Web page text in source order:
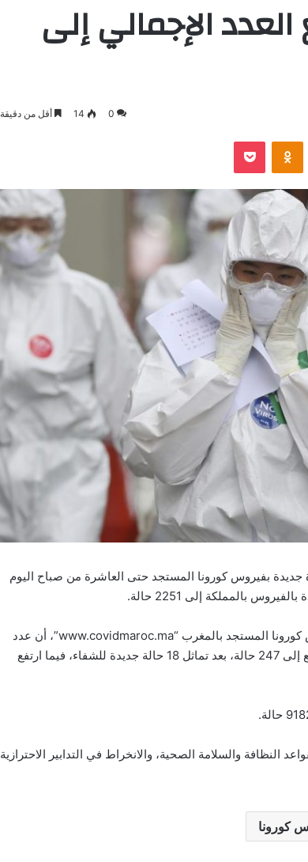
الإجمالي إلى
0
14 أقل من دقيقة
227 حالة إصابة مؤكدة جديدة بفيروس كورونا المستجد حتى العاشرة من صباح اليوم
بالمملكة إلى 2251 حالة.
وأضافت الوزارة، على بوابتها الرسمية الخاصة بفيروس كورونا المستجد بالمغرب “www.covidmaroc.ma”، أن عدد
الحالات التي تماثلت للشفاء من المرض حتى الآن ارتفع إلى 247 حالة، بعد تماثل 18 حالة جديدة للشفاء، فيما ارتفع
النظافة والسلامة الصحية، والانخراط في التدابير الاحترازية
كورونا